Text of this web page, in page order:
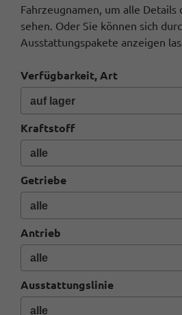
Fahrzeugnamen, um alle Details
sehen. Oder Sie können sich
Ausstattungspakete anzeigen
Verfügbarkeit, Art
Kraftstoff
Getriebe
Antrieb
Ausstattungslinie